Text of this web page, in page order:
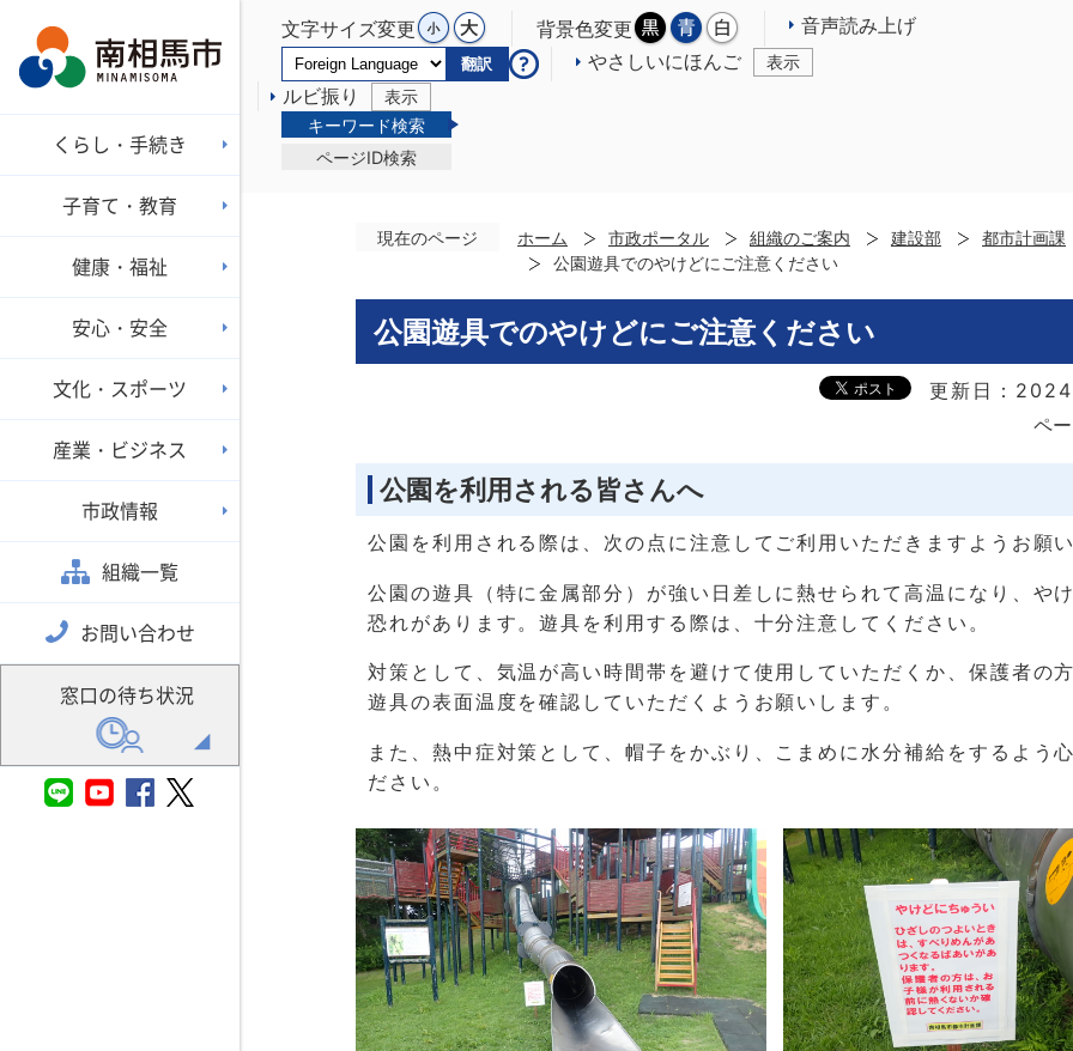
文字サイズ変更 背景色変更 音声読み上げ
翻訳 やさしいにほんご 表示
ルビ振り
表示
キーワード検索
ページID検索
くらし・手続き
子育て・教育
健康・福祉
安心・安全
文化・スポーツ
産業・ビジネス
市政情報
組織一覧
お問い合わせ
窓口の待ち状況
現在のページ ホーム 市政ポータル 組織のご案内 建設部
都市計画課
公園遊具でのやけどにご注意ください
公園遊具でのやけどにご注意ください
更新日：
ペ
公園を利用される皆さんへ
公園を利用される際は、次の点に注意してご利用いただきますようお願
公園の遊具（特に金属部分）が強い日差しに熱せられて高温になり、や
恐れがあります。遊具を利用する際は、十分注意してください。
対策として、気温が高い時間帯を避けて使用していただくか、保護者の
遊具の表面温度を確認していただくようお願いします。
また、熱中症対策として、帽子をかぶり、こまめに水分補給をするよう
ださい。